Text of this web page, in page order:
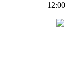
12:00